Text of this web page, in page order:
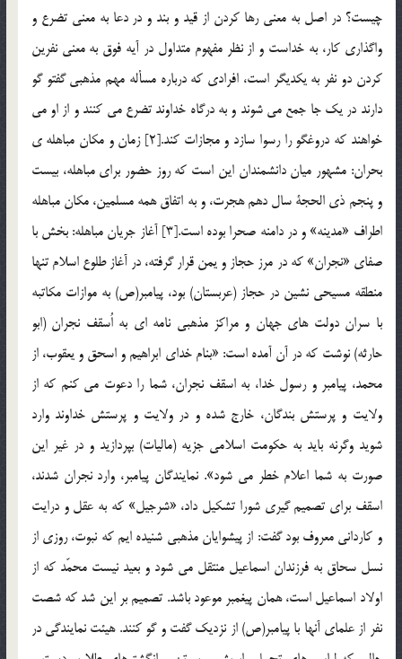
چيست؟ در اصل به معني رها كردن از قيد و بند و در دعا به معني تضرع و
واگذاري كار، به خداست و از نظر مفهوم متداول در آيه فوق به معني نفرين
كردن دو نفر به يكديگر است، افرادي كه درباره مسأله مهم مذهبي گفت­و گو
دارند در يك جا جمع مي شوند و به درگاه خداوند تضرع مي كنند و از او مي
خواهند كه دروغگو را رسوا سازد و مجازات كند.[2] زمان و مكان مباهله ي
بحران: مشهور ميان دانشمندان اين است كه روز حضور براي مباهله، بيست
و پنجم ذي الحجة سال دهم هجرت، و به اتفاق همه مسلمين، مكان مباهله
اطراف «مدينه» و در دامنه صحرا بوده است.[3] آغاز جريان مباهله: بخش با
صفاي «نجران» كه در مرز حجاز و يمن قرار گرفته، در آغاز طلوع اسلام تنها
منطقه مسيحي نشين در حجاز (عربستان) بود، پيامبر(ص) به موازات مكاتبه
با سران دولت هاي جهان و مراكز مذهبي نامه اي به اُسقف نجران (ابو
حارثه) نوشت كه در آن آمده است: «بنام خداي ابراهيم و اسحق و يعقوب، از
محمد، پيامبر و رسول خدا، به اسقف نجران، شما را دعوت مي كنم كه از
ولايت و پرستش بندگان، خارج شده و در ولايت و پرستش خداوند وارد
شويد وگرنه بايد به حكومت اسلامي جزيه (ماليات) بپردازيد و در غير اين
صورت به شما اعلام خطر مي شود». نمايندگان پيامبر، وارد نجران شدند،
اسقف براي تصميم گيري شورا تشكيل داد، «شرجيل» كه به عقل و درايت
و كارداني معروف بود گفت: از پيشوايان مذهبي شنيده ايم كه نبوت، روزي از
نسل سحاق به فرزندان اسماعيل منتقل مي شود و بعيد نيست محمّد كه از
اولاد اسماعيل است، همان پيغمبر موعود باشد. تصميم بر اين شد كه شصت
نفر از علماي آنها با پيامبر(ص) از نزديك گفت و گو كنند. هيئت نمايندگي در